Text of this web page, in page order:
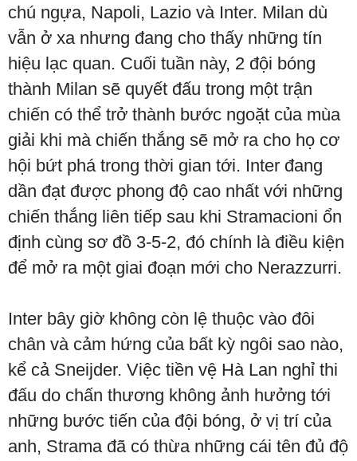
chú ngựa, Napoli, Lazio và Inter. Milan dù
vẫn ở xa nhưng đang cho thấy những tín
hiệu lạc quan. Cuối tuần này, 2 đội bóng
thành Milan sẽ quyết đấu trong một trận
chiến có thể trở thành bước ngoặt của mùa
giải khi mà chiến thắng sẽ mở ra cho họ cơ
hội bứt phá trong thời gian tới. Inter đang
dần đạt được phong độ cao nhất với những
chiến thắng liên tiếp sau khi Stramacioni ổn
định cùng sơ đồ 3-5-2, đó chính là điều kiện
để mở ra một giai đoạn mới cho Nerazzurri.
Inter bây giờ không còn lệ thuộc vào đôi
chân và cảm hứng của bất kỳ ngôi sao nào,
kể cả Sneijder. Việc tiền vệ Hà Lan nghỉ thi
đấu do chấn thương không ảnh hưởng tới
những bước tiến của đội bóng, ở vị trí của
anh, Strama đã có thừa những cái tên đủ độ